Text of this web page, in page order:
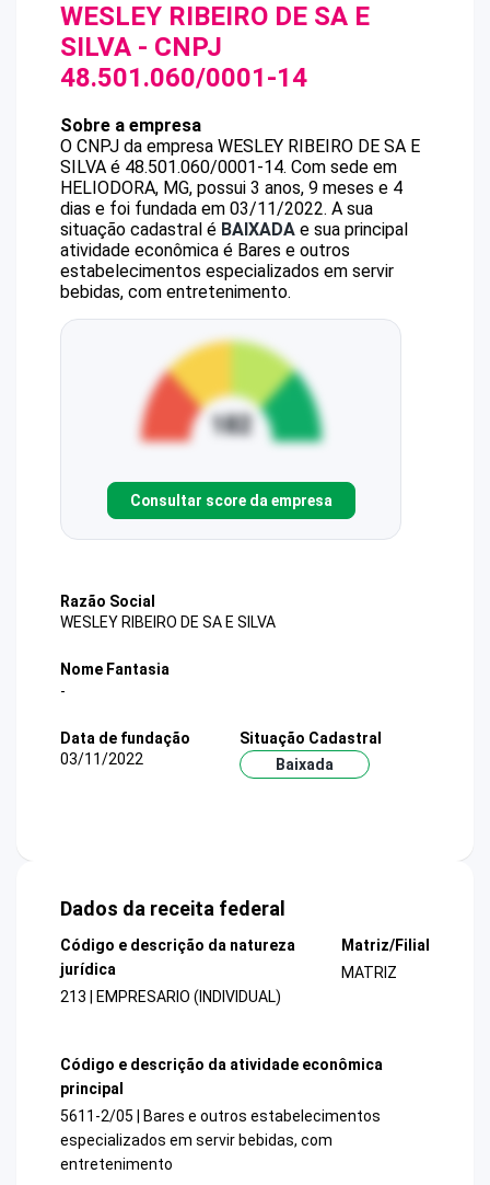
WESLEY RIBEIRO DE SA E
SILVA - CNPJ
48.501.060/0001-14
Sobre a empresa
O CNPJ da empresa WESLEY RIBEIRO DE SA E
SILVA é 48.501.060/0001-14. Com sede em
HELIODORA, MG, possui 3 anos, 9 meses e 4
dias e foi fundada em 03/11/2022. A sua
situação cadastral é BAIXADA e sua principal
atividade econômica é Bares e outros
estabelecimentos especializados em servir
bebidas, com entretenimento.
Consultar score da empresa
Razão Social
WESLEY RIBEIRO DE SA E SILVA
Nome Fantasia
-
Data de fundação
03/11/2022
Situação Cadastral
Baixada
Dados da receita federal
Código e descrição da natureza
jurídica
213 | EMPRESARIO (INDIVIDUAL)
Matriz/Filial
MATRIZ
Código e descrição da atividade econômica
principal
5611-2/05 | Bares e outros estabelecimentos
especializados em servir bebidas, com
entretenimento